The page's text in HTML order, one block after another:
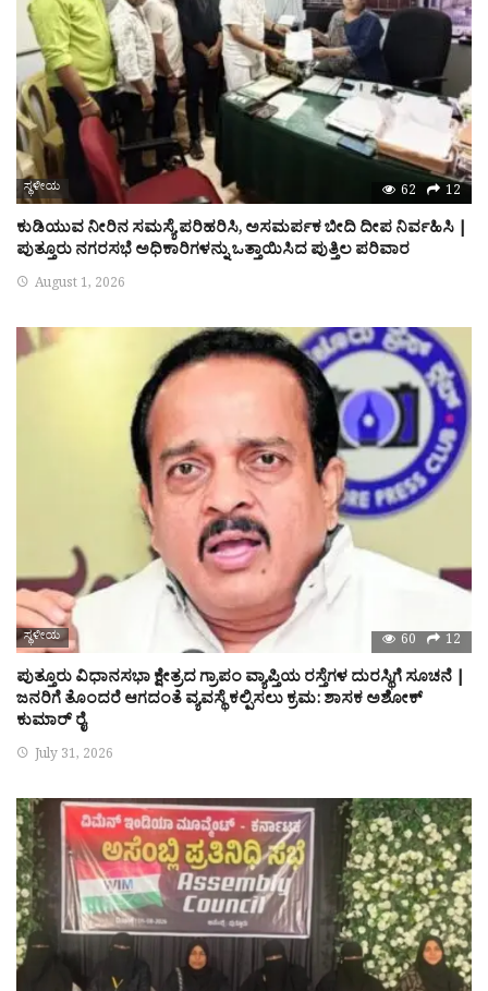
ಸ್ಥಳೀಯ 62 12
ಕುಡಿಯುವ ನೀರಿನ ಸಮಸ್ಯೆ ಪರಿಹರಿಸಿ, ಅಸಮರ್ಪಕ ಬೀದಿ ದೀಪ ನಿರ್ವಹಿಸಿ |
ಪುತ್ತೂರು ನಗರಸಭೆ ಅಧಿಕಾರಿಗಳನ್ನು ಒತ್ತಾಯಿಸಿದ ಪುತ್ತಿಲ ಪರಿವಾರ
August 1, 2026
ಸ್ಥಳೀಯ 60 12
ಪುತ್ತೂರು ವಿಧಾನಸಭಾ ಕ್ಷೇತ್ರದ ಗ್ರಾಪಂ ವ್ಯಾಪ್ತಿಯ ರಸ್ತೆಗಳ ದುರಸ್ಥಿಗೆ ಸೂಚನೆ |
ಜನರಿಗೆ ತೊಂದರೆ ಆಗದಂತೆ ವ್ಯವಸ್ಥೆ ಕಲ್ಪಿಸಲು ಕ್ರಮ: ಶಾಸಕ ಅಶೋಕ್
ಕುಮಾರ್ ರೈ
July 31, 2026